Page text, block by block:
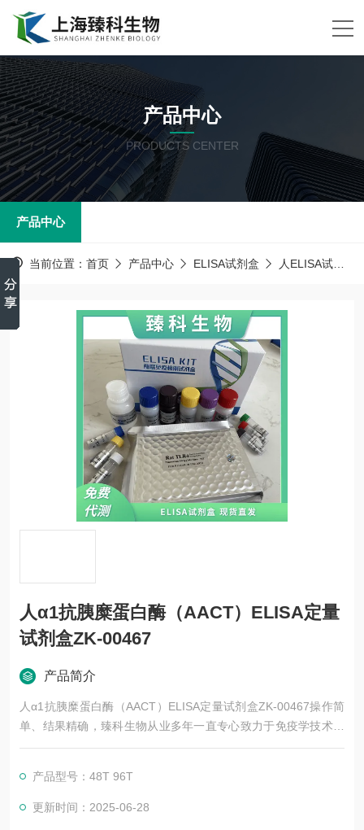
产品中心
PRODUCTS CENTER
产品中心
当前位置： 首页 产品中心 ELISA试剂盒 人ELISA试剂盒
人α1抗胰糜蛋白酶（AACT）ELISA定量
试剂盒ZK-00467
产品简介
人α1抗胰糜蛋白酶（AACT）ELISA定量试剂盒ZK-00467操作简
单、结果精确，臻科生物从业多年一直专心致力于免疫学技术的
积累与发展，以其优质的产品质量与专业的技术服务，赢得业内
保持良好的合作关系，共同努力合作共赢。
产品型号：48T 96T
更新时间：2025-06-28